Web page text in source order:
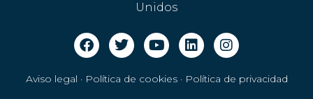
Unidos
Aviso legal · Política de cookies· Política de privacidad